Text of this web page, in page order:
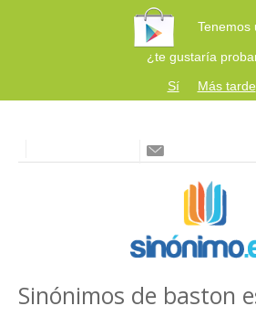
Tenemos
¿te gustaría
Sí
Más tarde
Sinónimos de baston